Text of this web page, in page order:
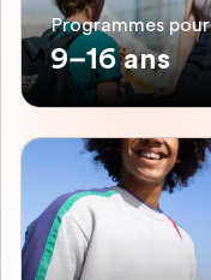
Programmes pour
9–16 ans